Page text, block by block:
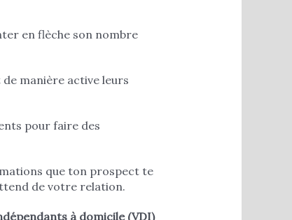
en flèche son nombre
manière active leurs
pour faire des
que ton prospect te
de votre relation.
à domicile (VDI)